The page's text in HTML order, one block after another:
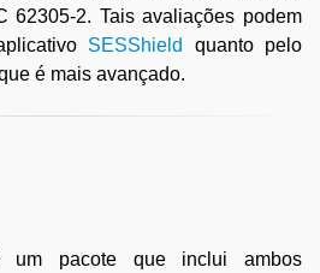
62305-2. Tais avaliações podem
SESShield
quanto pelo
é mais avançado.
pacote que inclui ambos